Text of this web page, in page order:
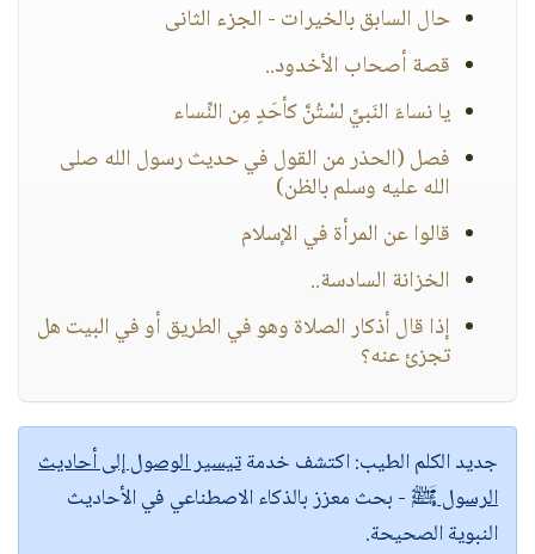
حال السابق بالخيرات - الجزء الثانى
قصة أصحاب الأخدود..
يا نساءَ النَبيِّ لسْتُنَّ كأحَدٍ مِن النِّساء
فصل (الحذر من القول في حديث رسول الله صلى
الله عليه وسلم بالظن)
قالوا عن المرأة في الإسلام
الخزانة السادسة..
إذا قال أذكار الصلاة وهو في الطريق أو في البيت هل
تجزئ عنه؟
جديد الكلم الطيب:اكتشف خدمةتيسير الوصول إلى أحاديث
الرسول ﷺ - بحث معزز بالذكاء الاصطناعي في الأحاديث
النبوية الصحيحة.